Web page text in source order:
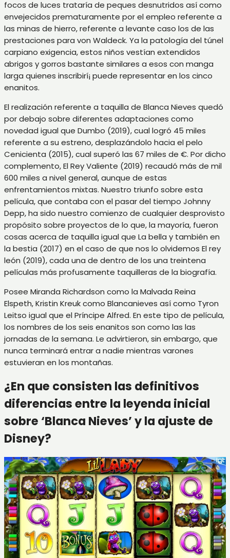
focos de luces trataría de peques desnutridos así­ como
envejecidos prematuramente por el empleo referente a
las minas de hierro, referente a levante caso los de las
prestaciones para von Waldeck. Ya la patologí­a del túnel
carpiano exigencia, estos niños vestían extendidos
abrigos y gorros bastante similares a esos con manga
larga quienes inscribirí¡ puede representar en los cinco
enanitos.
El realización referente a taquilla de Blanca Nieves quedó
por debajo sobre diferentes adaptaciones como
novedad igual que Dumbo (2019), cual logró 45 miles
referente a su estreno, desplazándolo hacia el pelo
Cenicienta (2015), cual superó las 67 miles de €. Por dicho
complemento, El Rey Valiente (2019) recaudó más de mil
600 miles a nivel general, aunque de estas
enfrentamientos mixtas. Nuestro triunfo sobre esta
película, que contaba con el pasar del tiempo Johnny
Depp, ha sido nuestro comienzo de cualquier desprovisto
propósito sobre proyectos de lo que, la mayoría, fueron
cosas acerca de taquilla igual que La bella y también en
la bestia (2017) en el caso de que nos lo olvidemos El rey
león (2019), cada una de dentro de los una treintena
películas más profusamente taquilleras de la biografía.
Posee Miranda Richardson como la Malvada Reina
Elspeth, Kristin Kreuk como Blancanieves así­ como Tyron
Leitso igual que el Príncipe Alfred. En este tipo de película,
los nombres de los seis enanitos son como las las
jornadas de la semana. Le advirtieron, sin embargo, que
nunca terminará entrar a nadie mientras varones
estuvieran en los montañas.
¿En que consisten las definitivos
diferencias entre la leyenda inicial
sobre ‘Blanca Nieves’ y la ajuste de
Disney?